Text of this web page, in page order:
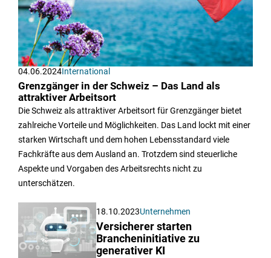
04.06.2024International
Grenzgänger in der Schweiz – Das Land als
attraktiver Arbeitsort
Die Schweiz als attraktiver Arbeitsort für Grenzgänger bietet
zahlreiche Vorteile und Möglichkeiten. Das Land lockt mit einer
starken Wirtschaft und dem hohen Lebensstandard viele
Fachkräfte aus dem Ausland an. Trotzdem sind steuerliche
Aspekte und Vorgaben des Arbeitsrechts nicht zu
unterschätzen.
18.10.2023Unternehmen
Versicherer starten
Brancheninitiative zu
generativer KI